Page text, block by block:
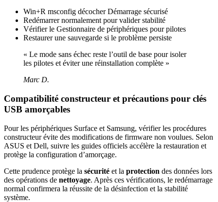
Win+R msconfig décocher Démarrage sécurisé
Redémarrer normalement pour valider stabilité
Vérifier le Gestionnaire de périphériques pour pilotes
Restaurer une sauvegarde si le problème persiste
« Le mode sans échec reste l’outil de base pour isoler
les pilotes et éviter une réinstallation complète »
Marc D.
Compatibilité constructeur et précautions pour clés
USB amorçables
Pour les périphériques Surface et Samsung, vérifier les procédures
constructeur évite des modifications de firmware non voulues. Selon
ASUS et Dell, suivre les guides officiels accélère la restauration et
protège la configuration d’amorçage.
Cette prudence protège la sécurité et la protection des données lors
des opérations de nettoyage. Après ces vérifications, le redémarrage
normal confirmera la réussite de la désinfection et la stabilité
système.